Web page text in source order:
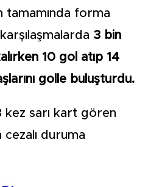
tamamında forma
3 bin
10 gol atıp 14
golle buluşturdu.
kez sarı kart gören
cezalı duruma